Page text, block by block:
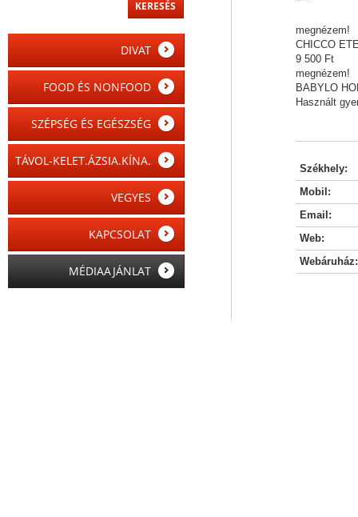
megnézem!
CHICCO
9 500 Ft
megnézem!
BABYLO
Használt
Székhely:
Mobil:
Email:
Web:
Webáruház:
DIVAT
FOOD ÉS NONFOOD
SZÉPSÉG ÉS EGÉSZSÉG
TÁVOL-KELET.ÁZSIA.KÍNA.
VEGYES
KAPCSOLAT
MÉDIAAJÁNLAT